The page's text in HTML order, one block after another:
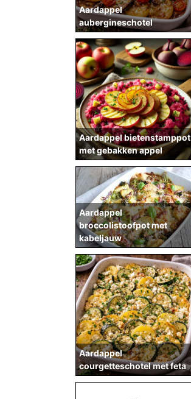
Aardappel
aubergineschotel
Aardappel bietenstamppot
met gebakken appel
Aardappel
broccolistoofpot met
kabeljauw
Aardappel
courgetteschotel met feta